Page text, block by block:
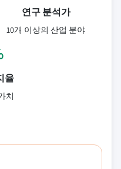
연구 분석가
10개 이상의 산업 분야
율
치